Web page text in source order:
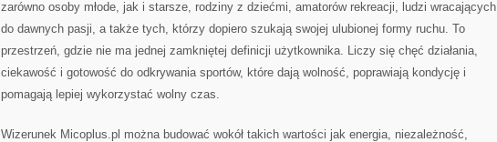
zarówno osoby młode, jak i starsze, rodziny z dziećmi, amatorów rekreacji, ludzi wracających
do dawnych pasji, a także tych, którzy dopiero szukają swojej ulubionej formy ruchu. To
przestrzeń, gdzie nie ma jednej zamkniętej definicji użytkownika. Liczy się chęć działania,
ciekawość i gotowość do odkrywania sportów, które dają wolność, poprawiają kondycję i
pomagają lepiej wykorzystać wolny czas.
Wizerunek Micoplus.pl można budować wokół takich wartości jak energia, niezależność,